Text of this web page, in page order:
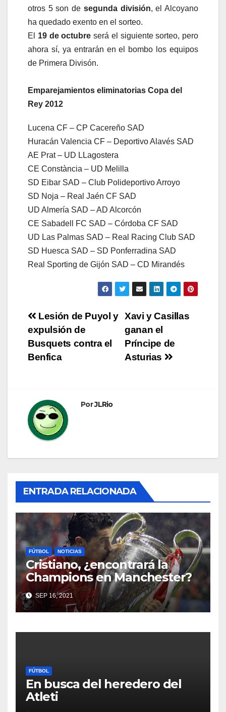
otros 5 son de segunda división, el Alcoyano
ha quedado exento en el sorteo.
El 19 de octubre será el siguiente sorteo, pero
ahora sí, ya entrarán en el bombo los equipos
de Primera Divisón.
Emparejamientos eliminatorias Copa del
Rey 2012
Lucena CF – CP Cacereño SAD
Huracán Valencia CF – Deportivo Alavés SAD
AE Prat – UD LLagostera
CE Constància – UD Melilla
SD Eibar SAD – Club Polideportivo Arroyo
SD Noja – Real Jaén CF SAD
UD Almería SAD – AD Alcorcón
CE Sabadell FC SAD – Córdoba CF SAD
UD Las Palmas SAD – Real Racing Club SAD
SD Huesca SAD – SD Ponferradina SAD
Real Sporting de Gijón SAD – CD Mirandés
Navegación
de
entradas
Xavi y Casillas
ganan el
Príncipe de
Asturias
Lesión de Puyol y
expulsión de
Busquets contra el
Benfica
PorJLRio
ENTRADA RELACIONADA
FÚTBOL NOTICIAS
Cristiano, ¿encontrará la
Champions en Manchester?
SEP 16, 2021
FÚTBOL
En busca del heredero del
Atleti